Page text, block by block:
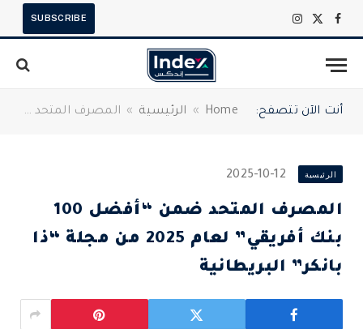
فيسبوك
X
الانستغرام
SUBSCRIBE
أنت الآن تتصفح: Home
» الرئيسية » المصرف المتحد ضمن “أفضل 100 بنك أفريقي” لعام 2025 من مجلة “ذا بانكر” البريطانية
الرئيسية 2025-10-12
المصرف المتحد ضمن “أفضل 100
بنك أفريقي” لعام 2025 من مجلة “ذا
بانكر” البريطانية